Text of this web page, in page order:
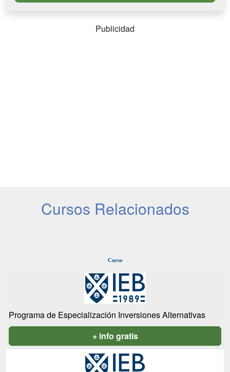
Publicidad
Cursos Relacionados
Curso
Programa de Especialización Inversiones Alternativas
+ info gratis